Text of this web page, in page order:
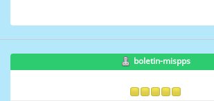
boletin-mispps